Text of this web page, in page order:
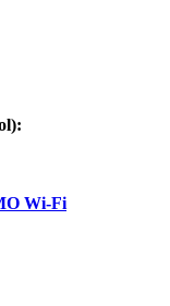
Wi-Fi